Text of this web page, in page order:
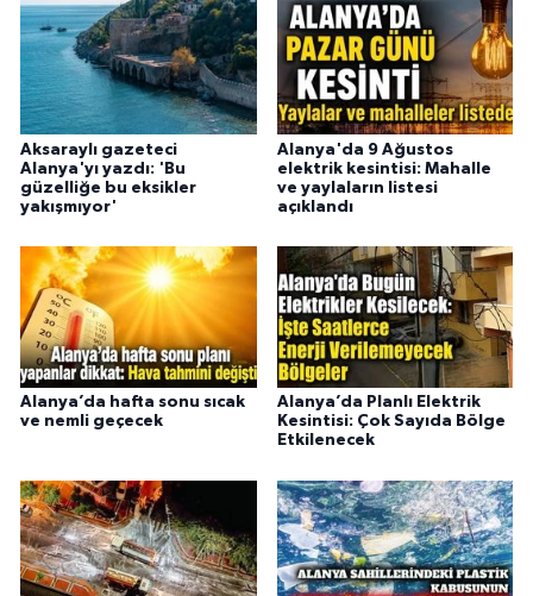
Aksaraylı gazeteci
Alanya'yı yazdı: 'Bu
güzelliğe bu eksikler
yakışmıyor'
Alanya'da 9 Ağustos
elektrik kesintisi: Mahalle
ve yaylaların listesi
açıklandı
Alanya’da hafta sonu sıcak
ve nemli geçecek
Alanya’da Planlı Elektrik
Kesintisi: Çok Sayıda Bölge
Etkilenecek